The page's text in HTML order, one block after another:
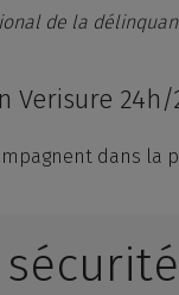
de la
Verisure 24h/
dans la